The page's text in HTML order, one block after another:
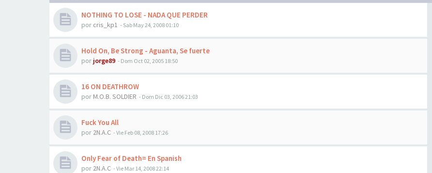
NOTHING TO LOSE - NADA QUE PERDER
por cris_kp1 - Sab May 24, 2008 01:10
Hold On, Be Strong - Aguanta, Se fuerte
por jorge89 - Dom Oct 02, 2005 18:50
16 ON DEATHROW
por M.O.B. SOLDIER - Dom Dic 03, 2006 21:03
Fuck You All
por 2N.A.C - Vie Feb 08, 2008 17:26
Only Fear of Death= En Spanish
por 2N.A.C - Vie Mar 14, 2008 22:14